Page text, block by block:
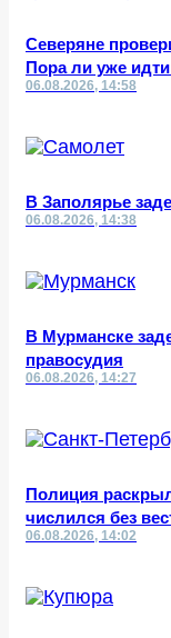
Северяне
Пора ли уже
06.08.2026, 14:58
В Заполярье
06.08.2026, 14:38
В Мурманске
правосудия
06.08.2026, 14:27
Полиция
числился без
06.08.2026, 14:02